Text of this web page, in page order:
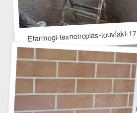
Efarmogi-texnotropias-touvlaki-17